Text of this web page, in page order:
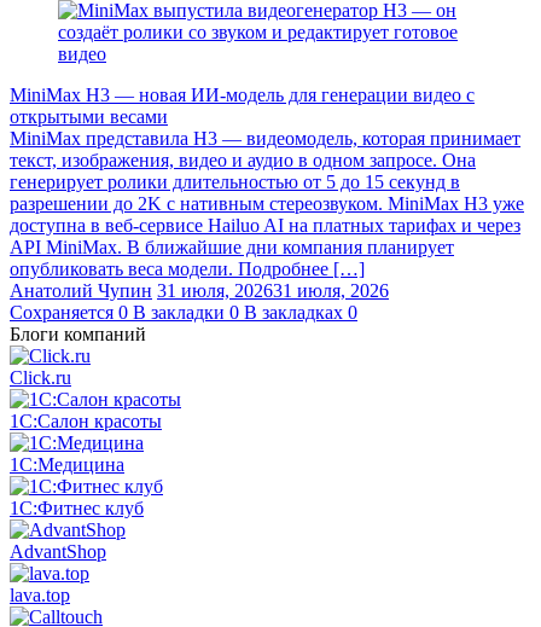
MiniMax H3 — новая ИИ-модель для генерации видео с
открытыми весами
MiniMax представила H3 — видеомодель, которая принимает
текст, изображения, видео и аудио в одном запросе. Она
генерирует ролики длительностью от 5 до 15 секунд в
разрешении до 2K с нативным стереозвуком. MiniMax H3 уже
доступна в веб-сервисе Hailuo AI на платных тарифах и через
API MiniMax. В ближайшие дни компания планирует
опубликовать веса модели. Подробнее […]
Анатолий Чупин 31 июля, 202631 июля, 2026
Сохраняется 0 В закладки 0 В закладках 0
Блоги компаний
Click.ru
1С:Салон красоты
1С:Медицина
1С:Фитнес клуб
AdvantShop
lava.top